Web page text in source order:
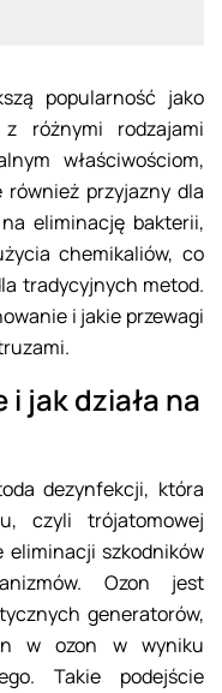
popularność jako
różnymi rodzajami
właściwościom,
przyjazny dla
eliminację bakterii,
chemikaliów, co
tradycyjnych metod.
i jakie przewagi
jak działa na
dezynfekcji, która
czyli trójatomowej
szkodników
Ozon jest
generatorów,
w ozon w wyniku
Takie podejście